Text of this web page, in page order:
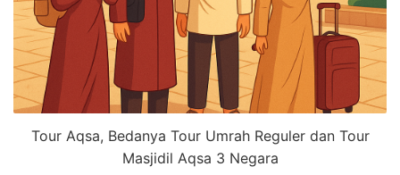
Tour Aqsa, Bedanya Tour Umrah Reguler dan Tour
Masjidil Aqsa 3 Negara